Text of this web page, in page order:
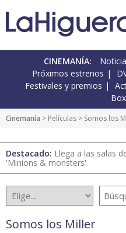
CINEMANÍA:
Próximos estrenos
Festivales y premios
Cinemanía > Películas > Somos los
Destacado: Llega a las salas
'Minions & monsters'
Somos los Miller